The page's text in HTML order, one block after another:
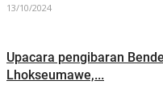
13/10/2024
Upacara pengibaran
Lhokseumawe,...